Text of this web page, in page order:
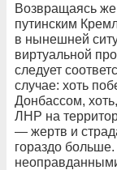
Возвращаясь
путинским
в нынешней
виртуальной
следует
случае: хоть
Донбассом,
ЛНР на
— жертв и
гораздо